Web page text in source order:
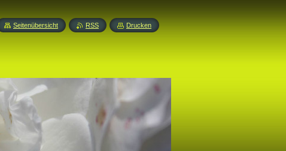
Seitenübersicht RSS Drucken